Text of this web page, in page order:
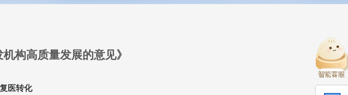
构高质量发展的意见》
医转化